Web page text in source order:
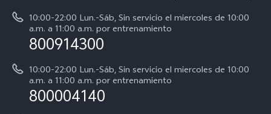
Y31 5G
Manual del usuario
Servicio de Agendamiento
Instrucciones de la garantía de vivo
Acerca de nosotros
Centro de privacidad de vivo
10:00-22:00 Lun.-Sáb, Sin servicio el miercoles de 10:00
a.m. a 11:00 a.m. por entrenamiento
800914300
10:00-22:00 Lun.-Sáb, Sin servicio el miercoles de 10:00
a.m. a 11:00 a.m. por entrenamiento
800004140